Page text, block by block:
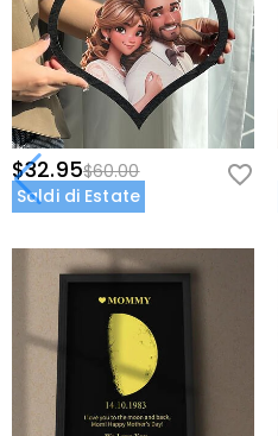
$32.95$60.00
Saldi di Estate